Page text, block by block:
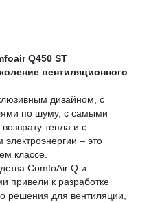
Q450 ST
вентиляционного
дизайном, с
по шуму, с самыми
тепла и с
– это
классе.
ComfoAir Q и
привели к разработке
решения для вентиляции,